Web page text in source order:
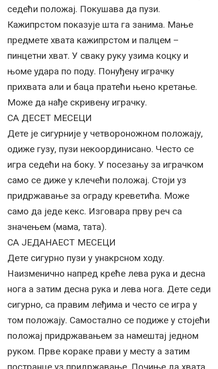
седећи положај. Покушава да пузи.
Кажипрстом показује шта га занима. Мање
предмете хвата кажипрстом и палцем –
пинцетни хват. У сваку руку узима коцку и
њоме удара по поду. Понуђену играчку
прихвата али и баца пратећи њено кретање.
Може да нађе скривену играчку.
СА ДЕСЕТ МЕСЕЦИ
Дете је сигурније у четвороножном положају,
одиже гузу, пузи некоординисано. Често се
игра седећи на боку. У посезању за играчком
само се диже у клечећи положај. Стоји уз
придржавање за ограду креветића. Може
само да једе кекс. Изговара прву реч са
значењем (мама, тата).
СА ЈЕДАНАЕСТ МЕСЕЦИ
Дете сигурно пузи у унакрсном ходу.
Наизменично напред креће лева рука и десна
нога а затим десна рука и лева нога. Дете седи
сигурно, са правим леђима и често се игра у
том положају. Самостално се подиже у стојећи
положај придржавањем за намештај једном
руком. Прве кораке прави у месту а затим